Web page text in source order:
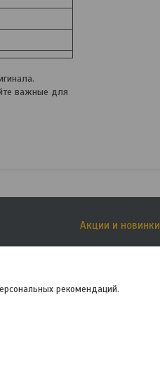
важные для
Акции и новинки
Рассрочка
рекомендаций.